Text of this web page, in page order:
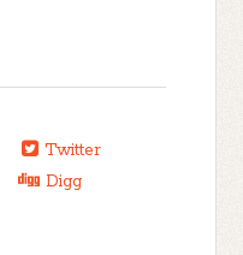
Twitter
Digg